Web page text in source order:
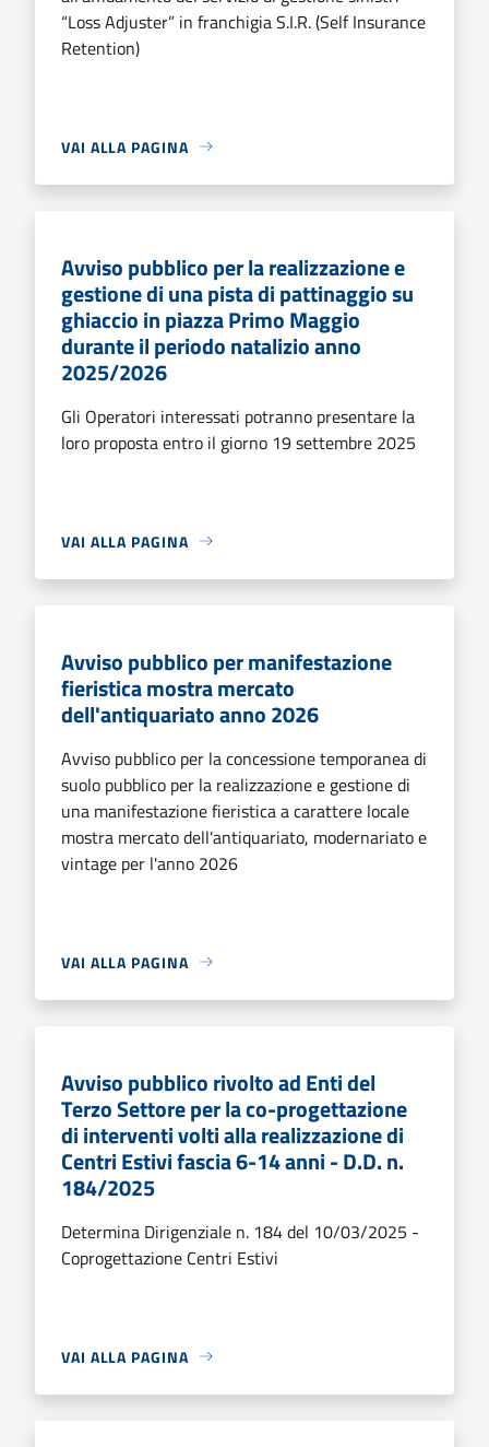
“Loss Adjuster” in franchigia S.I.R. (Self Insurance
Retention)
VAI ALLA PAGINA
Avviso pubblico per la realizzazione e
gestione di una pista di pattinaggio su
ghiaccio in piazza Primo Maggio
durante il periodo natalizio anno
2025/2026
Gli Operatori interessati potranno presentare la
loro proposta entro il giorno 19 settembre 2025
VAI ALLA PAGINA
Avviso pubblico per manifestazione
fieristica mostra mercato
dell'antiquariato anno 2026
Avviso pubblico per la concessione temporanea di
suolo pubblico per la realizzazione e gestione di
una manifestazione fieristica a carattere locale
mostra mercato dell'antiquariato, modernariato e
vintage per l'anno 2026
VAI ALLA PAGINA
Avviso pubblico rivolto ad Enti del
Terzo Settore per la co-progettazione
di interventi volti alla realizzazione di
Centri Estivi fascia 6-14 anni - D.D. n.
184/2025
Determina Dirigenziale n. 184 del 10/03/2025 -
Coprogettazione Centri Estivi
VAI ALLA PAGINA